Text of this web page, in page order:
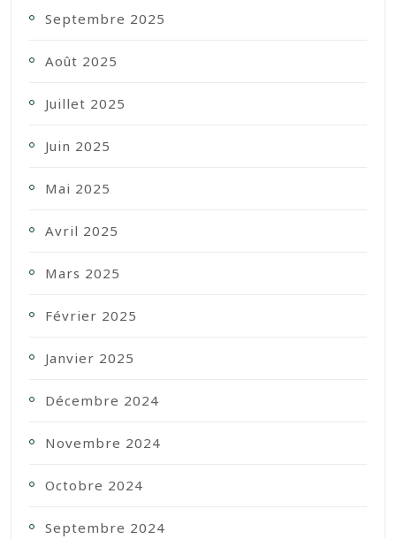
Septembre 2025
Août 2025
Juillet 2025
Juin 2025
Mai 2025
Avril 2025
Mars 2025
Février 2025
Janvier 2025
Décembre 2024
Novembre 2024
Octobre 2024
Septembre 2024